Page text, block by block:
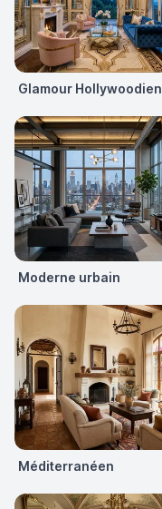
Glamour Hollywoodien
Moderne urbain
Méditerranéen